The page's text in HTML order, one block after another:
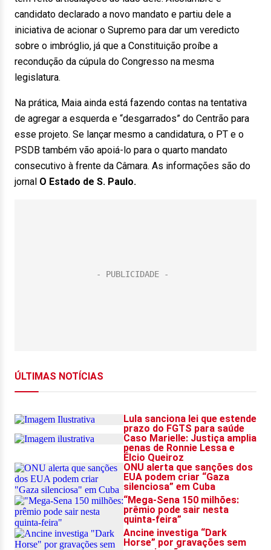
candidato declarado a novo mandato e partiu dele a
iniciativa de acionar o Supremo para dar um veredicto
sobre o imbróglio, já que a Constituição proíbe a
recondução da cúpula do Congresso na mesma
legislatura.
Na prática, Maia ainda está fazendo contas na tentativa
de agregar a esquerda e “desgarrados” do Centrão para
esse projeto. Se lançar mesmo a candidatura, o PT e o
PSDB também vão apoiá-lo para o quarto mandato
consecutivo à frente da Câmara. As informações são do
jornal O Estado de S. Paulo.